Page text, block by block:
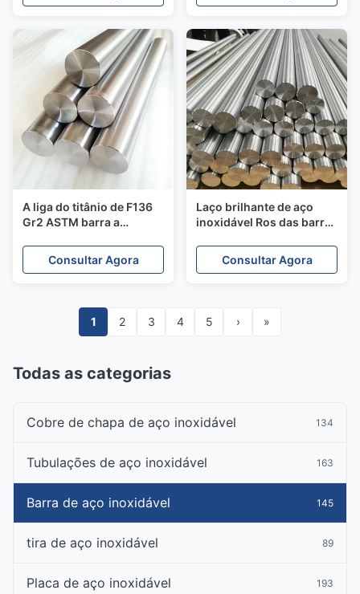
A liga do titânio de F136
Gr2 ASTM barra a
6Al4V moeu 316 Rod de
aço inoxidável H13
Consultar Agora
Laço brilhante de aço
inoxidável Ros das barras
800mm 2500mm
Consultar Agora
1 2 3 4 5 › »
Todas as categorias
Cobre de chapa de aço inoxidável 134
Tubulações de aço inoxidável 163
Barra de aço inoxidável 145
tira de aço inoxidável 89
Placa de aço inoxidável 193